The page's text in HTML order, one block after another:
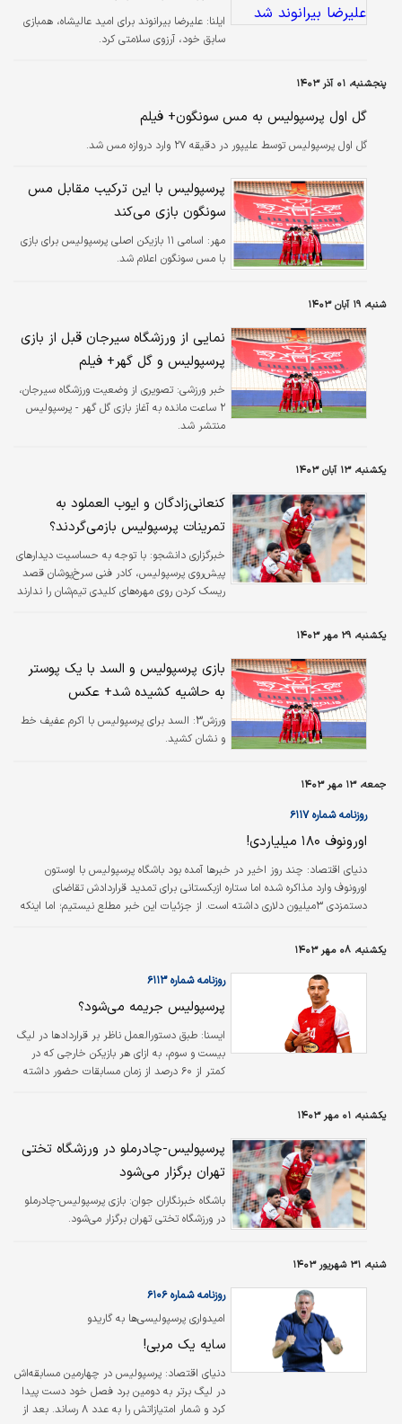
ایلنا: علیرضا بیرانوند برای امید عالیشاه، همبازی
سابق خود، آرزوی سلامتی کرد.
پنجشنبه، ۰۱ آذر ۱۴۰۳
گل اول پرسپولیس به مس سونگون+ فیلم
گل اول پرسپولیس توسط علیپور در دقیقه ۲۷ وارد دروازه مس شد.
پرسپولیس با این ترکیب مقابل مس
سونگون بازی می‌کند
مهر:
اسامی ۱۱ بازیکن اصلی پرسپولیس برای بازی
با مس سونگون اعلام شد.
شنبه، ۱۹ آبان ۱۴۰۳
نمایی از ورزشگاه‌ سیرجان قبل از بازی
پرسپولیس و گل گهر+ فیلم
خبر ورزشی: تصویری از وضعیت ورزشگاه‌ سیرجان،
۲ ساعت مانده به آغاز بازی گل گهر - پرسپولیس
منتشر شد.
یکشنبه، ۱۳ آبان ۱۴۰۳
کنعانی‌زادگان و ایوب العملود به
تمرینات پرسپولیس بازمی‌گردند؟
خبرگزاری دانشجو: با توجه به حساسیت دیدار‌های
پیش‌روی پرسپولیس، کادر فنی سرخ‌پوشان قصد
ریسک کردن روی مهره‌های کلیدی تیم‌شان را ندارند
یکشنبه، ۲۹ مهر ۱۴۰۳
بازی پرسپولیس و السد با یک پوستر
به حاشیه کشیده شد+ عکس
ورزش3:
السد برای پرسپولیس با اکرم عفیف خط
و نشان کشید.
جمعه، ۱۳ مهر ۱۴۰۳
روزنامه شماره ۶۱۱۷
اورونوف ۱۸۰ میلیاردی!
دنياي اقتصاد: چند روز اخیر در خبرها آمده بود باشگاه پرسپولیس با اوستون
اورونوف وارد مذاکره شده اما ستاره ازبکستانی برای تمدید قراردادش تقاضای
دستمزدی ۳میلیون دلاری داشته است. از جزئیات این خبر مطلع نیستیم؛ اما اینکه
هر قیمتی در ایران بماند، نکاتی است که دانستن آن احتیاج به علم غیب ندارد.
یکشنبه، ۰۸ مهر ۱۴۰۳
روزنامه شماره ۶۱۱۳
پرسپولیس جریمه می‌شود؟
ایسنا: طبق دستورالعمل ناظر بر قراردادها در لیگ
بیست و سوم، به ازای هر بازیکن خارجی که در
کمتر از ۶۰ درصد از زمان مسابقات حضور داشته
کرد، اما این بازیکن تنها ۳۱۵ دقیقه به میدان رفت
و باشگاه پرسپولیس که معتقد بود نبیل باهویی به
دلیل مصدومیت برای این تیم به میدان نرفته،
مدارکی دال بر مصدومیت این بازیکن به ایفمارک
فرستاد که اتهام جعلی بودن مدارک پزشکی نبیل
یکشنبه، ۰۱ مهر ۱۴۰۳
پرسپولیس-چادرملو در ورزشگاه تختی
تهران برگزار می‌شود
باشگاه خبرنگاران جوان: بازی پرسپولیس-چادرملو
در ورزشگاه تختی تهران برگزار می‌شود.
شنبه، ۳۱ شهریور ۱۴۰۳
امیدواری پرسپولیسی‌ها به گاریدو
روزنامه شماره ۶۱۰۶
سایه یک مربی!
دنیای اقتصاد: پرسپولیس در چهارمین مسابقه‌اش
در لیگ برتر به دومین برد فصل خود دست پیدا
کرد و شمار امتیازاتش را به عدد ۸ رساند. بعد از